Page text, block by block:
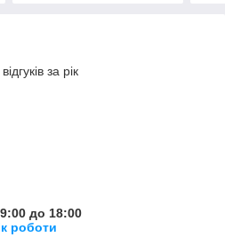
за рік
до 18:00
роботи